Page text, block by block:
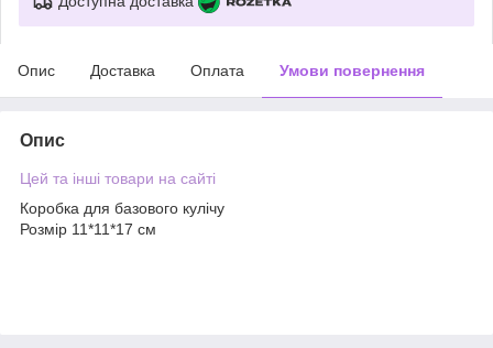
Опис Доставка Оплата Умови повернення
Опис
Цей та інші товари на сайті
Коробка для базового кулічу
Розмір 11*11*17 см